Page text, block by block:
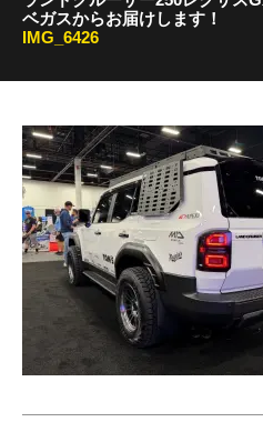
ベガスからお届けします！
IMG_6426